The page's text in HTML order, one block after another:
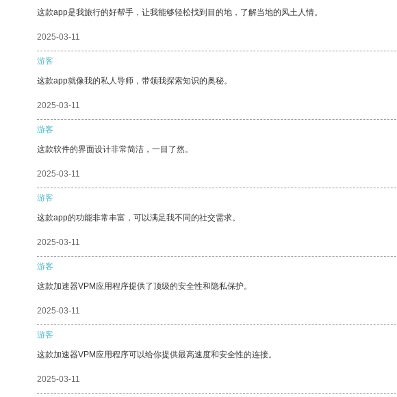
这款app是我旅行的好帮手，让我能够轻松找到目的地，了解当地的风土人情。
2025-03-11
游客
这款app就像我的私人导师，带领我探索知识的奥秘。
2025-03-11
游客
这款软件的界面设计非常简洁，一目了然。
2025-03-11
游客
这款app的功能非常丰富，可以满足我不同的社交需求。
2025-03-11
游客
这款加速器VPM应用程序提供了顶级的安全性和隐私保护。
2025-03-11
游客
这款加速器VPM应用程序可以给你提供最高速度和安全性的连接。
2025-03-11